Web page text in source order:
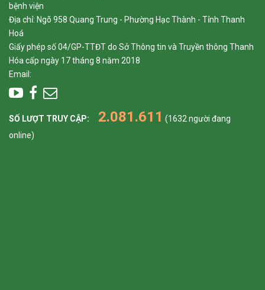
bệnh viện
Địa chỉ: Ngõ 958 Quang Trung - Phường Hạc Thành - Tỉnh Thanh
Hoá
Giấy phép số 04/GP-TTĐT do Sở Thông tin và Truyền thông Thanh
Hóa cấp ngày 17 tháng 8 năm 2018
Email:
SỐ LƯỢT TRUY CẬP: 2.081.611 (1632 người đang
online)